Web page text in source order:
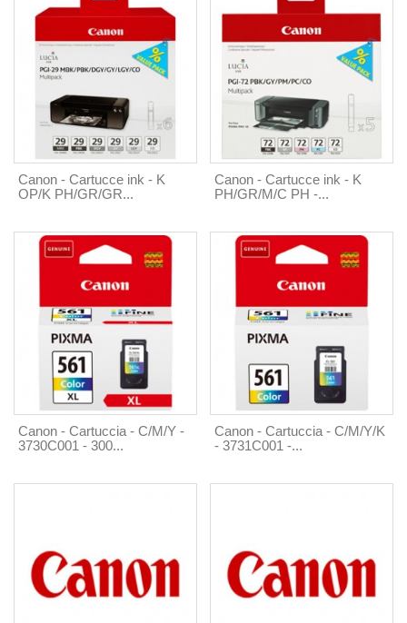
Canon - Cartucce ink - K
OP/K PH/GR/GR...
Canon - Cartucce ink - K
PH/GR/M/C PH -...
Canon - Cartuccia - C/M/Y -
3730C001 - 300...
Canon - Cartuccia - C/M/Y/K
- 3731C001 -...